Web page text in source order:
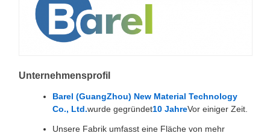
Unternehmensprofil
Barel (GuangZhou) New Material Technology
Co., Ltd.wurde gegründet10 JahreVor einiger Zeit.
Unsere Fabrik umfasst eine Fläche von mehr